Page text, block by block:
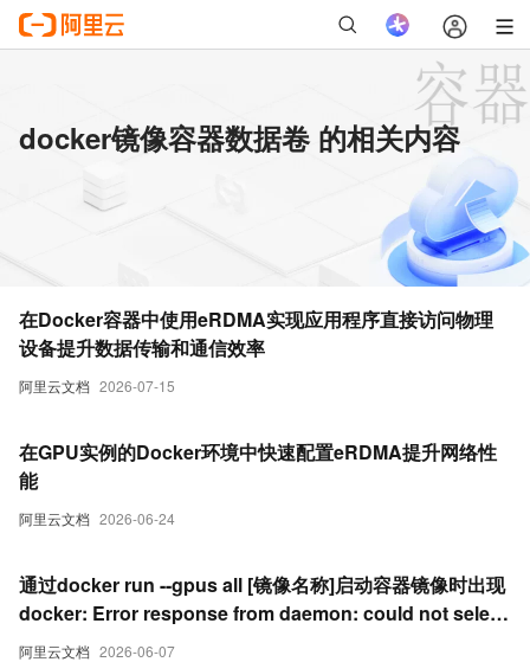
docker镜像容器数据卷 的相关内容
阿里云文档 2026-07-15
在Docker容器中使用eRDMA实现应用程序直接访问物理
设备提升数据传输和通信效率
阿里云文档 2026-06-24
在GPU实例的Docker环境中快速配置eRDMA提升网络性
能
阿里云文档 2026-06-07
通过docker run --gpus all [镜像名称]启动容器镜像时出现
docker: Error response from daemon: could not select
device driver "" with capabilities: [[gpu]].报错